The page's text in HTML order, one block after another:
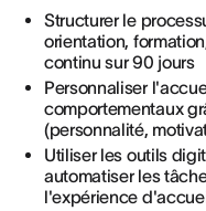
Structurer le
orientation,
continu sur 90 jours
Personnaliser
comportementaux
(personnalité,
Utiliser les outils
automatiser les
l'expérience